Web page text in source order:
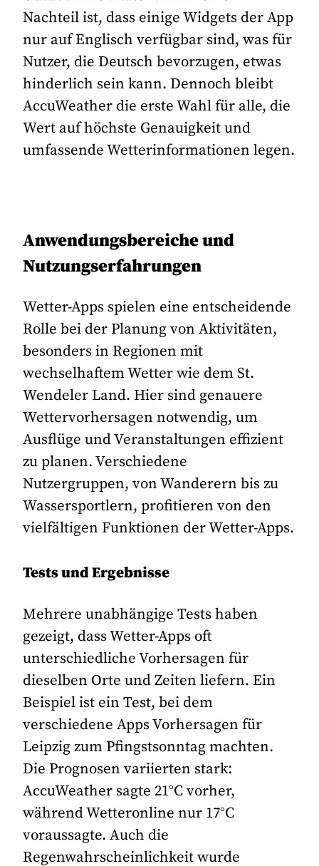
Nachteil ist, dass einige Widgets der App
nur auf Englisch verfügbar sind, was für
Nutzer, die Deutsch bevorzugen, etwas
hinderlich sein kann. Dennoch bleibt
AccuWeather die erste Wahl für alle, die
Wert auf höchste Genauigkeit und
umfassende Wetterinformationen legen.
Anwendungsbereiche und
Nutzungserfahrungen
Wetter-Apps spielen eine entscheidende
Rolle bei der Planung von Aktivitäten,
besonders in Regionen mit
wechselhaftem Wetter wie dem St.
Wendeler Land. Hier sind genauere
Wettervorhersagen notwendig, um
Ausflüge und Veranstaltungen effizient
zu planen. Verschiedene
Nutzergruppen, von Wanderern bis zu
Wassersportlern, profitieren von den
vielfältigen Funktionen der Wetter-Apps.
Tests und Ergebnisse
Mehrere unabhängige Tests haben
gezeigt, dass Wetter-Apps oft
unterschiedliche Vorhersagen für
dieselben Orte und Zeiten liefern. Ein
Beispiel ist ein Test, bei dem
verschiedene Apps Vorhersagen für
Leipzig zum Pfingstsonntag machten.
Die Prognosen variierten stark:
AccuWeather sagte 21°C vorher,
während Wetteronline nur 17°C
voraussagte. Auch die
Regenwahrscheinlichkeit wurde